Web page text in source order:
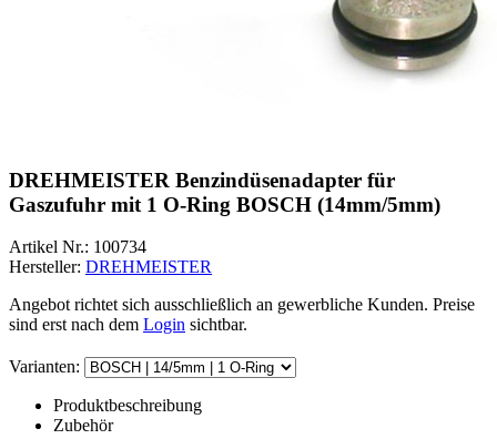
DREHMEISTER Benzindüsenadapter für
Gaszufuhr mit 1 O-Ring BOSCH (14mm/5mm)
Artikel Nr.: 100734
Hersteller: DREHMEISTER
Angebot richtet sich ausschließlich an gewerbliche Kunden. Preise
sind erst nach dem Login sichtbar.
Varianten:
Produktbeschreibung
Zubehör